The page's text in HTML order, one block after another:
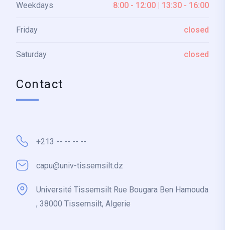
Weekdays 8:00 - 12:00 | 13:30 - 16:00
Friday closed
Saturday closed
Contact
+213 -- -- -- --
capu@univ-tissemsilt.dz
Université Tissemsilt Rue Bougara Ben Hamouda
, 38000 Tissemsilt, Algerie